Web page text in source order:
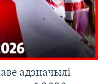
адзначылі